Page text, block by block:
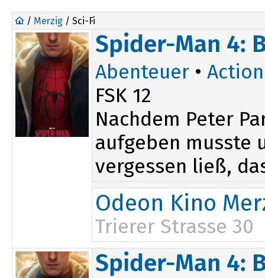
/ Merzig / Sci-Fi
Spider-Man 4:
Abenteuer • Action
FSK 12
Nachdem Peter
aufgeben musste
vergessen ließ,
Odeon Kino
Trierer Strasse 30
16:45
20:00
Spider-Man 4: